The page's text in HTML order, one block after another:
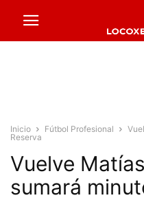
Inicio Fútbol Profesional
Reserva
Vuelve
sumará